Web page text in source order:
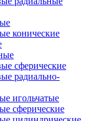
конические
сферические
радиально-
игольчатые
сферические